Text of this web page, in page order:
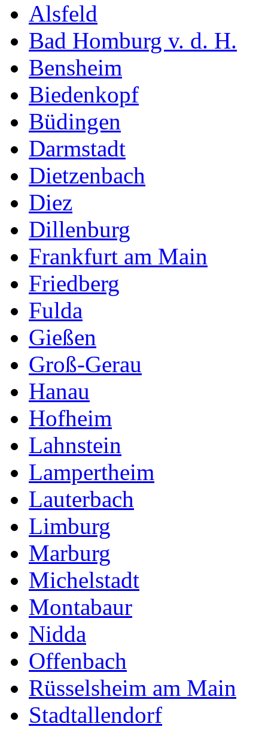
Alsfeld
Bad Homburg v. d. H.
Bensheim
Biedenkopf
Büdingen
Darmstadt
Dietzenbach
Diez
Dillenburg
Frankfurt am Main
Friedberg
Fulda
Gießen
Groß-Gerau
Hanau
Hofheim
Lahnstein
Lampertheim
Lauterbach
Limburg
Marburg
Michelstadt
Montabaur
Nidda
Offenbach
Rüsselsheim am Main
Stadtallendorf